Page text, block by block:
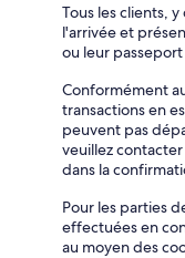
Tous les clients,
l'arrivée et
ou leur passeport
Conformément
transactions en
peuvent pas
veuillez
dans la
Pour les parties
effectuées en
au moyen des